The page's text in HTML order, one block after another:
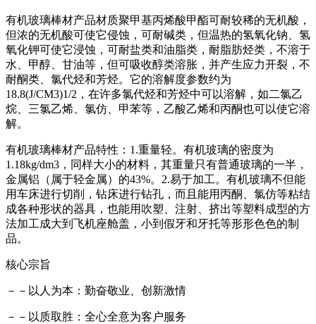
有机玻璃棒材产品材质聚甲基丙烯酸甲酯可耐较稀的无机酸，
但浓的无机酸可使它侵蚀，可耐碱类，但温热的氢氧化钠、氢
氧化钾可使它浸蚀，可耐盐类和油脂类，耐脂肪烃类，不溶于
水、甲醇、甘油等，但可吸收醇类溶胀，并产生应力开裂，不
耐酮类、氯代烃和芳烃。它的溶解度参数约为
18.8(J/CM3)1/2，在许多氯代烃和芳烃中可以溶解，如二氯乙
烷、三氯乙烯、氯仿、甲苯等，乙酸乙烯和丙酮也可以使它溶
解。
有机玻璃棒材产品特性：1.重量轻。有机玻璃的密度为
1.18kg/dm3，同样大小的材料，其重量只有普通玻璃的一半，
金属铝（属于轻金属）的43%。2.易于加工。有机玻璃不但能
用车床进行切削，钻床进行钻孔，而且能用丙酮、氯仿等粘结
成各种形状的器具，也能用吹塑、注射、挤出等塑料成型的方
法加工成大到飞机座舱盖，小到假牙和牙托等形形色色的制
品。
核心宗旨
－－以人为本：勤奋敬业、创新激情
－－以质取胜：全心全意为客户服务